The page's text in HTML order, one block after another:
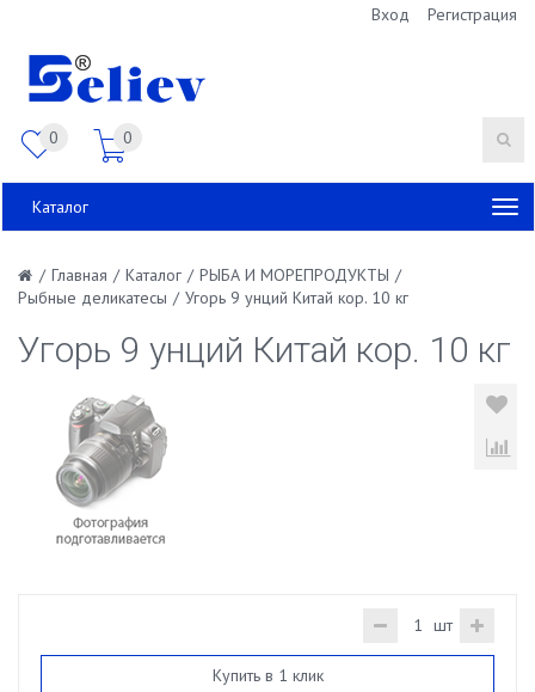
Вход Регистрация
0 0
Каталог
/ Главная / Каталог / РЫБА И МОРЕПРОДУКТЫ /
Рыбные деликатесы / Угорь 9 унций Китай кор. 10 кг
Угорь 9 унций Китай кор. 10 кг
шт
Купить в 1 клик